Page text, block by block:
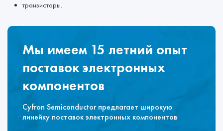
транзисторы.
Мы имеем 15 летний опыт
поставок электронных
компонентов
Cyfron Semiconductor предлагает широкую
линейку поставок электронных компонентов